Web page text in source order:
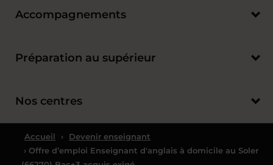
Accompagnements
Préparation au supérieur
Nos centres
Accueil ›
Devenir enseignant
› Offre d’emploi Enseignant d'anglais à domicile au Soler